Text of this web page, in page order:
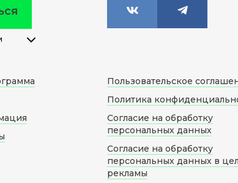
Пользовательское
Политика
Согласие на обработку
персональных данных
Согласие на обработку
персональных данных в
рекламы